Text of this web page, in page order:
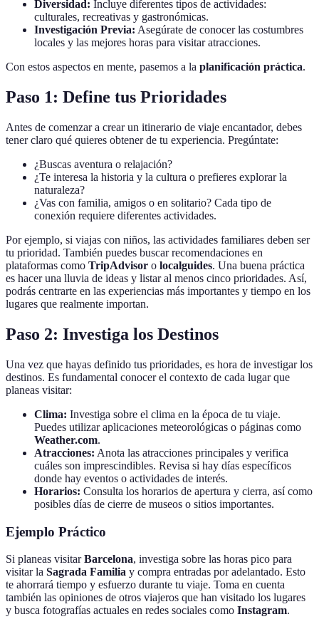
Diversidad: Incluye diferentes tipos de actividades:
culturales, recreativas y gastronómicas.
Investigación Previa: Asegúrate de conocer las costumbres
locales y las mejores horas para visitar atracciones.
Con estos aspectos en mente, pasemos a la planificación práctica.
Paso 1: Define tus Prioridades
Antes de comenzar a crear un itinerario de viaje encantador, debes
tener claro qué quieres obtener de tu experiencia. Pregúntate:
¿Buscas aventura o relajación?
¿Te interesa la historia y la cultura o prefieres explorar la
naturaleza?
¿Vas con familia, amigos o en solitario? Cada tipo de
conexión requiere diferentes actividades.
Por ejemplo, si viajas con niños, las actividades familiares deben ser
tu prioridad. También puedes buscar recomendaciones en
plataformas como TripAdvisor o localguides. Una buena práctica
es hacer una lluvia de ideas y listar al menos cinco prioridades. Así,
podrás centrarte en las experiencias más importantes y tiempo en los
lugares que realmente importan.
Paso 2: Investiga los Destinos
Una vez que hayas definido tus prioridades, es hora de investigar los
destinos. Es fundamental conocer el contexto de cada lugar que
planeas visitar:
Clima: Investiga sobre el clima en la época de tu viaje.
Puedes utilizar aplicaciones meteorológicas o páginas como
Weather.com.
Atracciones: Anota las atracciones principales y verifica
cuáles son imprescindibles. Revisa si hay días específicos
donde hay eventos o actividades de interés.
Horarios: Consulta los horarios de apertura y cierra, así como
posibles días de cierre de museos o sitios importantes.
Ejemplo Práctico
Si planeas visitarBarcelona, investiga sobre las horas pico para
visitar la Sagrada Familia y compra entradas por adelantado. Esto
te ahorrará tiempo y esfuerzo durante tu viaje. Toma en cuenta
también las opiniones de otros viajeros que han visitado los lugares
y busca fotografías actuales en redes sociales como Instagram.